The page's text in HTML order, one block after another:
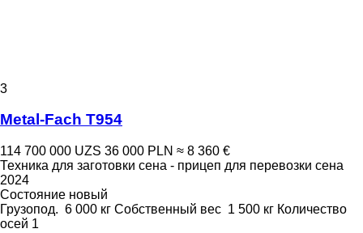
3
Metal-Fach T954
114 700 000 UZS 36 000 PLN ≈ 8 360 €
Техника для заготовки сена - прицеп для перевозки сена
2024
Состояние новый
Грузопод. 6 000 кг Собственный вес 1 500 кг Количество
осей 1